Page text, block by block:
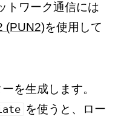
トワーク通信には
(PUN2)を使用して
を生成します。
を使うと、ロー